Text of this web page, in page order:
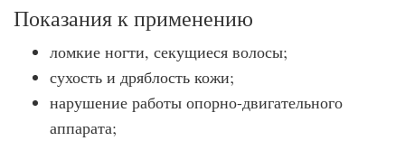
Показания к применению
ломкие ногти, секущиеся волосы;
сухость и дряблость кожи;
нарушение работы опорно-двигательного
аппарата;